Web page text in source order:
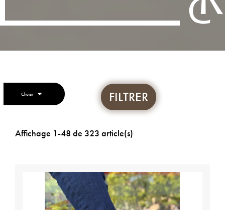
Choisir  FILTRER
Affichage 1-48 de 323 article(s)